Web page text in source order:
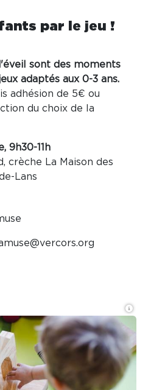
par le jeu !
sont des moments
adaptés aux 0-3 ans.
adhésion de 5€ ou
du choix de la
9h30-11h
crèche La Maison des
Lans